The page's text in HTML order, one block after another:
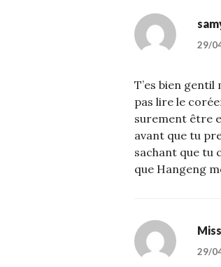
29/
T’es bien
pas lire le
surement être
avant que tu
sachant que tu
que Hangeng
29/